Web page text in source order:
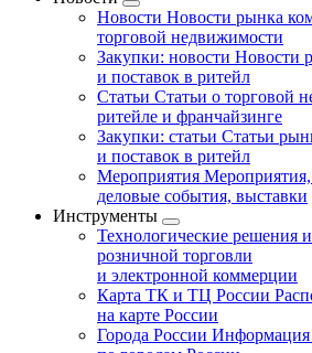
Новости Новости рынка
торговой недвижимости
Закупки: новости Новости
и поставок в ритейл
Статьи Статьи о торговой
ритейле и франчайзинге
Закупки: статьи Статьи
и поставок в ритейл
Мероприятия
деловые события, выставки
Инструменты
Технологические решения
розничной торговли
и электронной коммерции
Карта ТК и ТЦ России
на карте России
Города России Информация